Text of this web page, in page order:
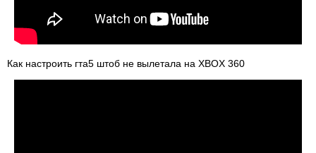
Как настроить гта5 штоб не вылетала на XBOX 360